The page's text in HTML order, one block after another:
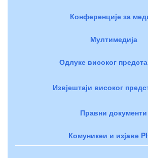
Конференције за
Мултимедија
Одлуке високог
Извјештаји високог
Правни документи
Комуникеи и изјаве